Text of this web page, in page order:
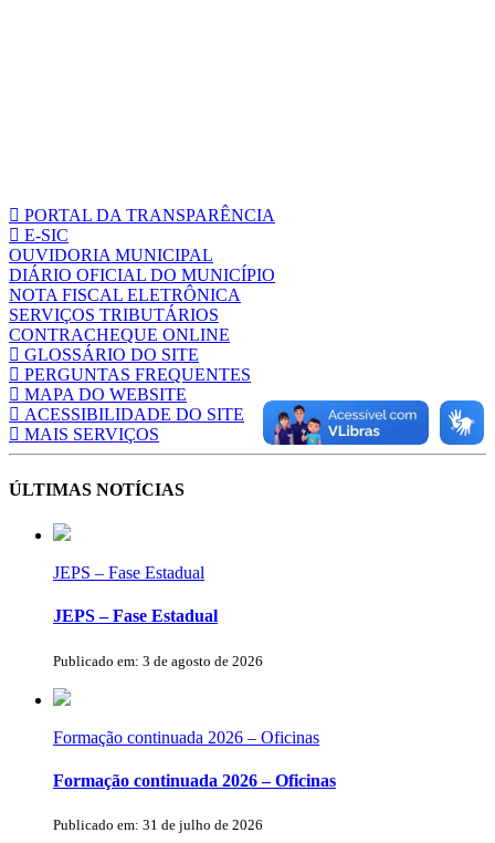
PORTAL DA TRANSPARÊNCIA
E-SIC
OUVIDORIA MUNICIPAL
DIÁRIO OFICIAL DO MUNICÍPIO
NOTA FISCAL ELETRÔNICA
SERVIÇOS TRIBUTÁRIOS
CONTRACHEQUE ONLINE
GLOSSÁRIO DO SITE
PERGUNTAS FREQUENTES
MAPA DO WEBSITE
ACESSIBILIDADE DO SITE
MAIS SERVIÇOS
ÚLTIMAS NOTÍCIAS
JEPS – Fase Estadual
JEPS – Fase Estadual
Publicado em: 3 de agosto de 2026
Formação continuada 2026 – Oficinas
Formação continuada 2026 – Oficinas
Publicado em: 31 de julho de 2026